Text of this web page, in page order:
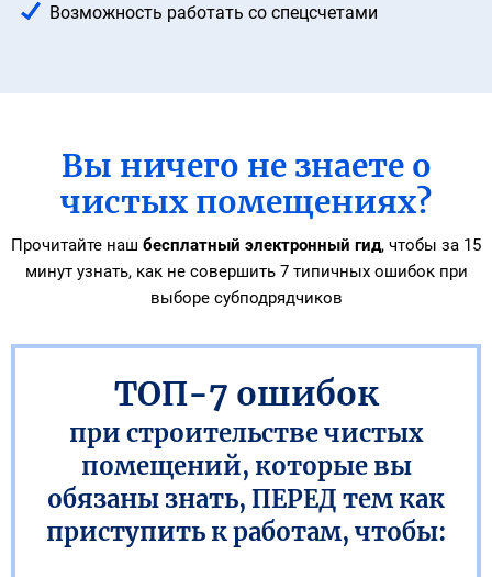
Возможность работать со спецсчетами
Вы ничего не знаете о
чистых помещениях?
Прочитайте наш бесплатный электронный гид, чтобы за 15
минут узнать,как не совершить 7 типичных ошибок при
выборе субподрядчиков
ТОП-7 ошибок
при строительстве чистых
помещений, которые вы
обязаны знать, ПЕРЕД тем как
приступить к работам, чтобы: